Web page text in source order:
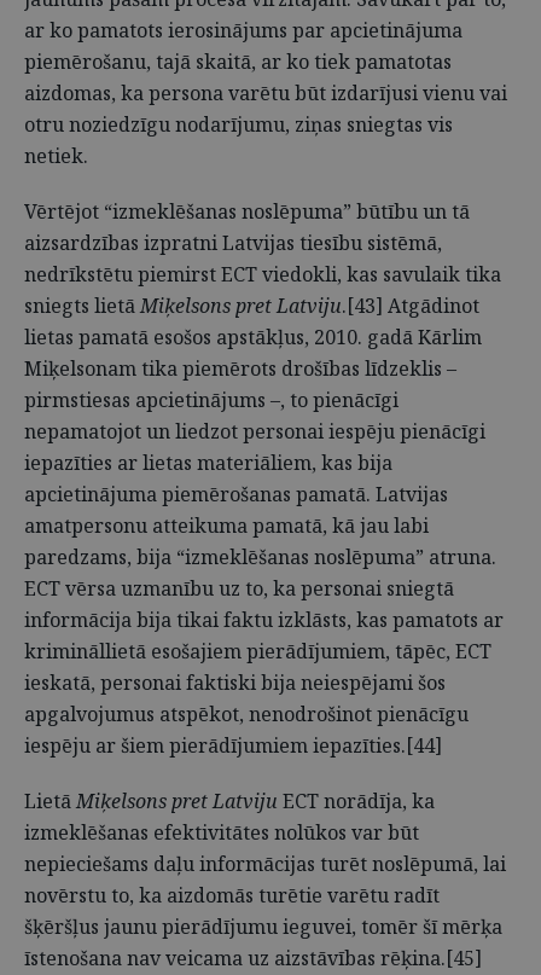
ar ko pamatots ierosinājums par apcietinājuma
piemērošanu, tajā skaitā, ar ko tiek pamatotas
aizdomas, ka persona varētu būt izdarījusi vienu vai
otru noziedzīgu nodarījumu, ziņas sniegtas vis
netiek.
Vērtējot “izmeklēšanas noslēpuma” būtību un tā
aizsardzības izpratni Latvijas tiesību sistēmā,
nedrīkstētu piemirst ECT viedokli, kas savulaik tika
sniegts lietāMiķelsons pret Latviju.[43] Atgādinot
lietas pamatā esošos apstākļus, 2010. gadā Kārlim
Miķelsonam tika piemērots drošības līdzeklis –
pirmstiesas apcietinājums –, to pienācīgi
nepamatojot un liedzot personai iespēju pienācīgi
iepazīties ar lietas materiāliem, kas bija
apcietinājuma piemērošanas pamatā. Latvijas
amatpersonu atteikuma pamatā, kā jau labi
paredzams, bija “izmeklēšanas noslēpuma” atruna.
ECT vērsa uzmanību uz to, ka personai sniegtā
informācija bija tikai faktu izklāsts, kas pamatots ar
krimināllietā esošajiem pierādījumiem, tāpēc, ECT
ieskatā, personai faktiski bija neiespējami šos
apgalvojumus atspēkot, nenodrošinot pienācīgu
iespēju ar šiem pierādījumiem iepazīties.[44]
LietāMiķelsons pret Latviju ECT norādīja, ka
izmeklēšanas efektivitātes nolūkos var būt
nepieciešams daļu informācijas turēt noslēpumā, lai
novērstu to, ka aizdomās turētie varētu radīt
šķēršļus jaunu pierādījumu ieguvei, tomēr šī mērķa
īstenošana nav veicama uz aizstāvības rēķina.[45]